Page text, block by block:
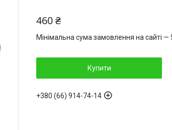
460 ₴
Мінімальна сума замовлення на сайті —
Купити
+380 (66) 914-74-14